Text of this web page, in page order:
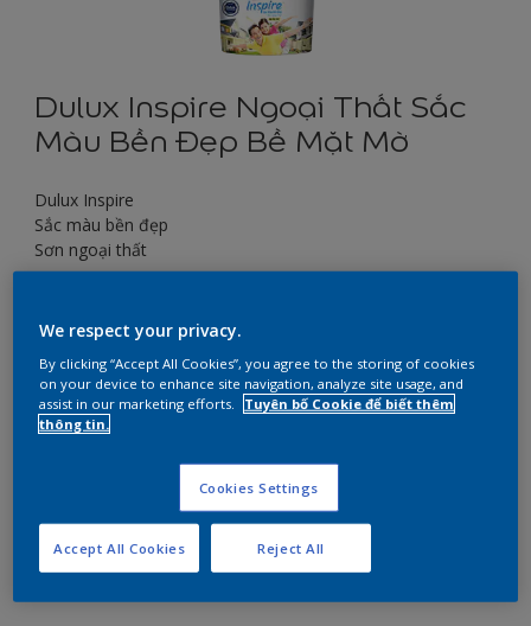
Dulux Inspire Ngoại Thất Sắc
Màu Bền Đẹp Bề Mặt Mờ
Dulux Inspire
Sắc màu bền đẹp
Sơn ngoại thất
Kích thước
Công cụ tính sơn
Tính sơn
We respect your privacy.
By clicking “Accept All Cookies”, you agree to the storing of cookies
on your device to enhance site navigation, analyze site usage, and
assist in our marketing efforts.
Tuyên bố Cookie để biết thêm
thông tin.
Cookies Settings
Reject All
Accept All Cookies